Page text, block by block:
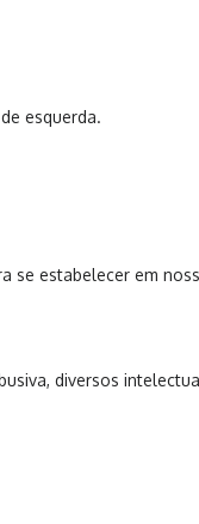
esquerda.
se estabelecer em
diversos